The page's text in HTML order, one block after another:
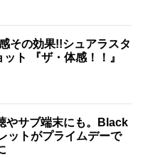
その効果!!シュアラスタ
ト 『ザ・体感！！』
やサブ端末にも。Black
ットがプライムデーで